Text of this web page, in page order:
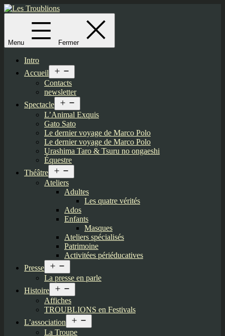
Aller
au
Les
Troublions
Menu Fermer
Intro
Accueil
le
menu
Contacts
newsletter
Spectacle
le
menu
L’Animal Exquis
Gato Sato
Le dernier voyage de Marco Polo
Le dernier voyage de Marco Polo
Urashima Taro & Tsuru no ongaeshi
Équestre
Théâtre
le
Ateliers
Adultes
Les quatre vérités
Ados
Enfants
Masques
Ateliers spécialisés
Patrimoine
Activitées périéducatives
Presse
le
menu
La presse en parle
Histoire
le
menu
Affiches
TROUBLIONS en Festivals
L’association
le
La Troupe